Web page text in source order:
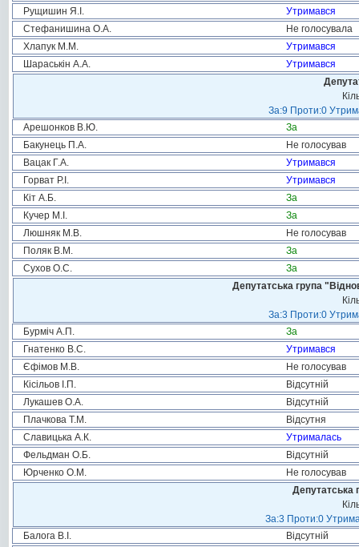
Рущишин Я.І.
Утримався
Стефанишина О.А.
Не голосувала
Хлапук М.М.
Утримався
Шараськін А.А.
Утримався
За:9 Проти:0
Арешонков В.Ю.
За
Бакунець П.А.
Не голосував
Вацак Г.А.
Утримався
Горват Р.І.
Утримався
Кіт А.Б.
За
Кучер М.І.
За
Люшняк М.В.
Не голосував
Поляк В.М.
За
Сухов О.С.
За
Депутатська група
За:3 Проти:0
Бурміч А.П.
За
Гнатенко В.С.
Утримався
Єфімов М.В.
Не голосував
Кісільов І.П.
Відсутній
Лукашев О.А.
Відсутній
Плачкова Т.М.
Відсутня
Славицька А.К.
Утрималась
Фельдман О.Б.
Відсутній
Юрченко О.М.
Не голосував
Депутатська
За:3 Проти:0
Балога В.І.
Відсутній